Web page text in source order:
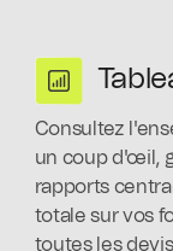
Consultez
un coup d'œil,
rapports
totale sur vos
toutes les